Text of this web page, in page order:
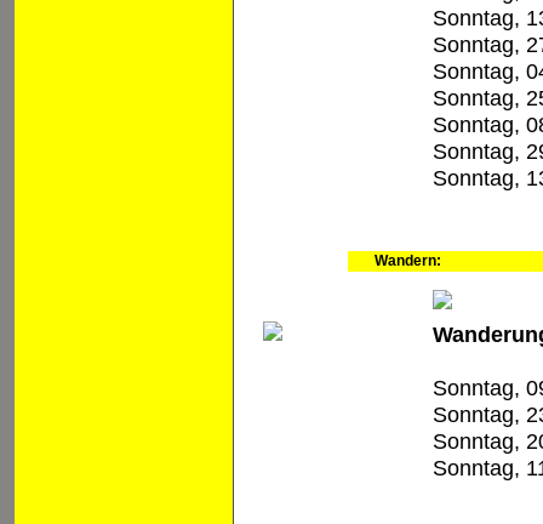
Sonntag,
Sonntag,
Sonntag,
Sonntag,
Sonntag,
Sonntag,
Sonntag,
Wandern:
Sonntag,
Sonntag,
Sonntag,
Sonntag,